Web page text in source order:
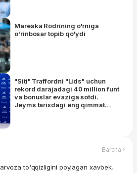
Mareska Rodrining o'rniga
o'rinbosar topib qo'ydi
"Siti" Traffordni "Lids" uchun
rekord darajadagi 40 million funt
va bonuslar evaziga sotdi.
Jeyms tarixdagi eng qimmat
Barcha ›
to'qqizligini poylagan xavbek,